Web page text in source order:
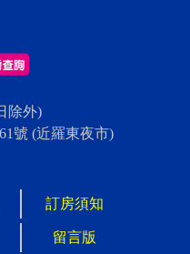
除外)
號 (近羅東夜市)
訂房須知
留言版